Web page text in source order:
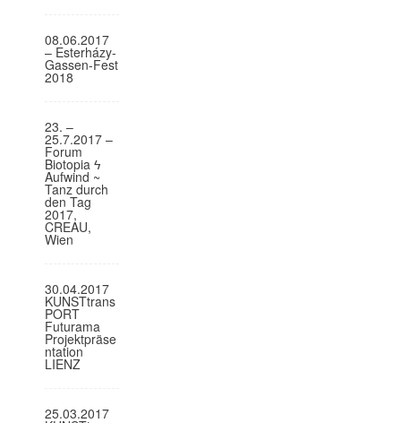
08.06.2017
– Esterházy-
Gassen-Fest
2018
23. –
25.7.2017 –
Forum
Biotopia ϟ
Aufwind ~
Tanz durch
den Tag
2017,
CREAU,
Wien
30.04.2017
KUNSTtrans
PORT
Futurama
Projektpräse
ntation
LIENZ
25.03.2017